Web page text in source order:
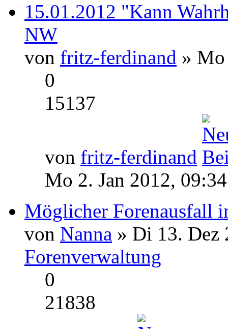
15.01.2012 "Kann
NW
von fritz-ferdinand »
0
15137
von fritz-ferdinand
Mo 2. Jan 2012, 09:34
Möglicher Forenausfall
von Nanna » Di 13.
Forenverwaltung
0
21838